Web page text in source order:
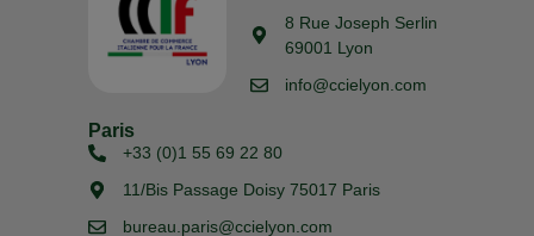
8 Rue Joseph Serlin
69001 Lyon
info@ccielyon.com
Paris
+33 (0)1 55 69 22 80
11/Bis Passage Doisy 75017 Paris
bureau.paris@ccielyon.com